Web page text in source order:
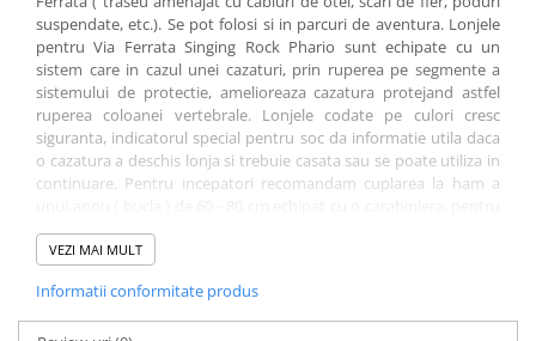
suspendate, etc.). Se pot folosi si in parcuri de aventura. Lonjele
pentru Via Ferrata Singing Rock Phario sunt echipate cu un
sistem care in cazul unei cazaturi, prin ruperea pe segmente a
sistemului de protectie, amelioreaza cazatura protejand astfel
ruperea coloanei vertebrale. Lonjele codate pe culori cresc
siguranta, indicatorul special pentru soc da informatie utila daca
o cazatura a deschis lonja si trebuie casata sau se poate utiliza in
continuare. Pentru incepatori recomandam cuplarea la ham a
perioadele de pauza, fiindca nu este indicat in timpul pauzei
asigurarea cu lonja. Lonja este strict pentru siguranta. La folosirea
manusi deoarece cablurile pot fi deteriorate si cauzeaza rani in
palma.
VEZI MAI MULT
Informatii conformitate produs